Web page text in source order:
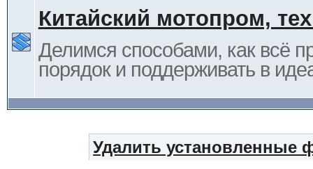
Китайский мотопром,
Делимся способами, как всё
порядок и поддерживать в
Удалить установленные